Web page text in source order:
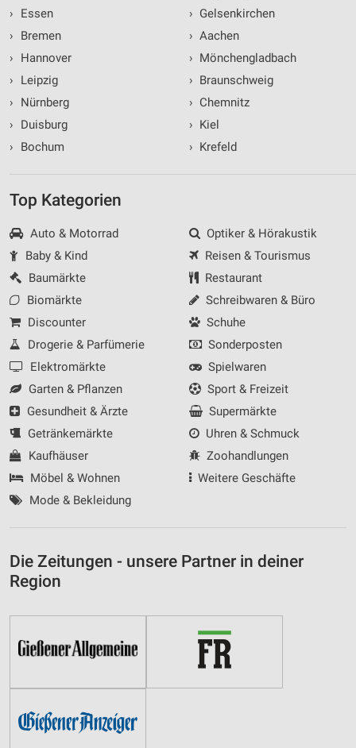
›
Essen
›
Bremen
›
Hannover
›
Leipzig
›
Nürnberg
›
Duisburg
›
Bochum
› Gelsenkirchen
› Aachen
› Mönchengladbach
› Braunschweig
› Chemnitz
› Kiel
› Krefeld
Top Kategorien
Auto & Motorrad
Baby & Kind
Baumärkte
Biomärkte
Discounter
Drogerie & Parfümerie
Elektromärkte
Garten & Pflanzen
Gesundheit & Ärzte
Getränkemärkte
Kaufhäuser
Möbel & Wohnen
Mode & Bekleidung
Optiker & Hörakustik
Reisen & Tourismus
Restaurant
Schreibwaren & Büro
Schuhe
Sonderposten
Spielwaren
Sport & Freizeit
Supermärkte
Uhren & Schmuck
Zoohandlungen
Weitere Geschäfte
Die Zeitungen - unsere Partner in deiner
Region